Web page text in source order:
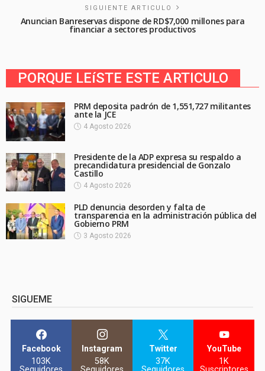
SIGUIENTE ARTICULO
Anuncian Banreservas dispone de RD$7,000 millones para
financiar a sectores productivos
PORQUE LEíSTE ESTE ARTICULO
PRM deposita padrón de 1,551,727 militantes
ante la JCE
4 Agosto 2026
Presidente de la ADP expresa su respaldo a
precandidatura presidencial de Gonzalo
Castillo
4 Agosto 2026
PLD denuncia desorden y falta de
transparencia en la administración pública del
Gobierno PRM
3 Agosto 2026
SIGUEME
Facebook
103K
Instagram
58K
Twitter
37K
YouTube
1K